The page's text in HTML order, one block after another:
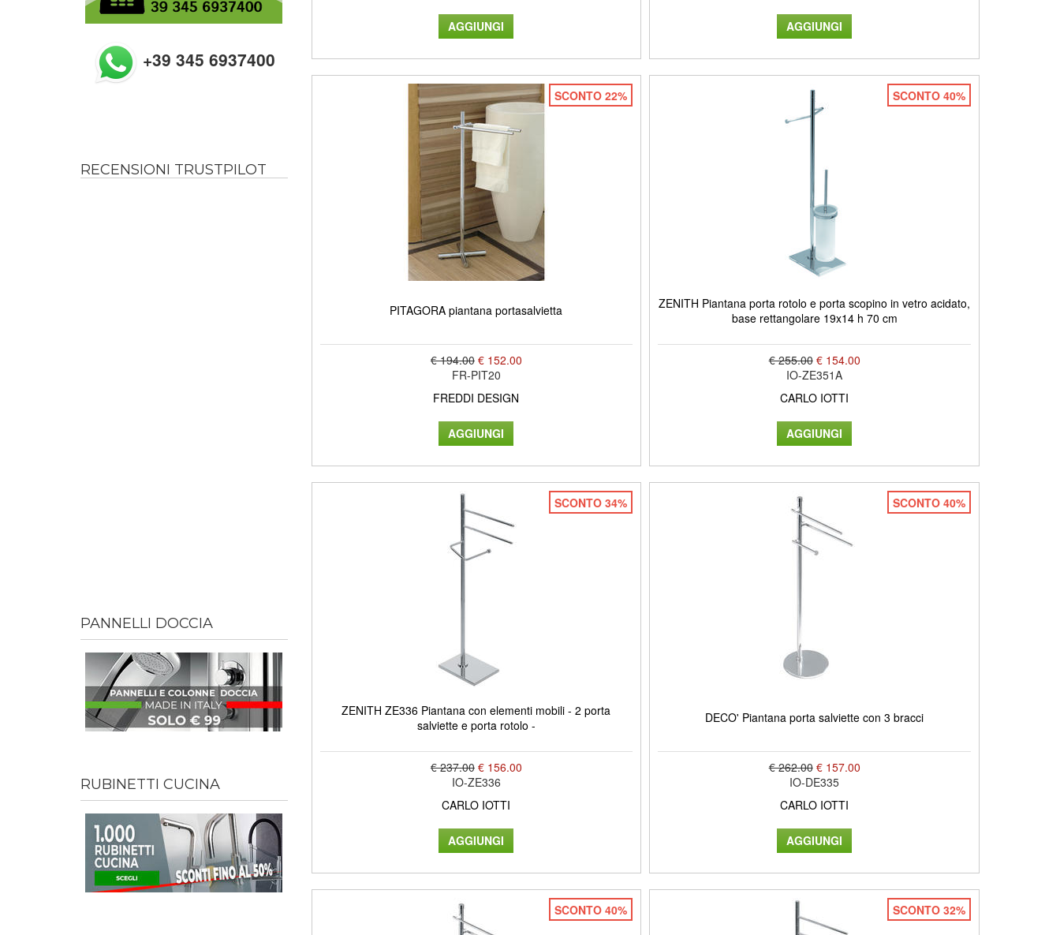
+39 345 6937400
RECENSIONI TRUSTPILOT
PANNELLI DOCCIA
RUBINETTI CUCINA
SCONTO 22%
PITAGORA piantana portasalvietta
€ 194.00 € 152.00
FR-PIT20
FREDDI DESIGN
SCONTO 40%
ZENITH Piantana porta rotolo e porta scopino in vetro acidato,
base rettangolare 19x14 h 70 cm
€ 255.00 € 154.00
IO-ZE351A
CARLO IOTTI
SCONTO 34%
ZENITH ZE336 Piantana con elementi mobili - 2 porta
salviette e porta rotolo -
€ 237.00 € 156.00
IO-ZE336
CARLO IOTTI
SCONTO 40%
DECO' Piantana porta salviette con 3 bracci
€ 262.00 € 157.00
IO-DE335
CARLO IOTTI
SCONTO 40% SCONTO 32%